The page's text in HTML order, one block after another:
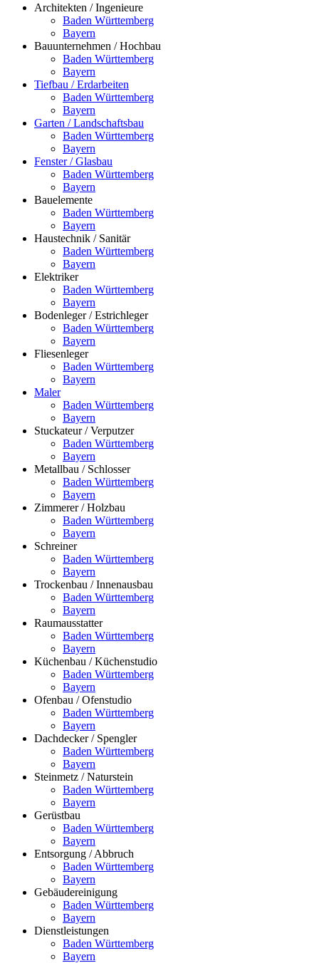
Architekten / Ingenieure
Baden Württemberg
Bayern
Bauunternehmen / Hochbau
Baden Württemberg
Bayern
Tiefbau / Erdarbeiten
Baden Württemberg
Bayern
Garten / Landschaftsbau
Baden Württemberg
Bayern
Fenster / Glasbau
Baden Württemberg
Bayern
Bauelemente
Baden Württemberg
Bayern
Haustechnik / Sanitär
Baden Württemberg
Bayern
Elektriker
Baden Württemberg
Bayern
Bodenleger / Estrichleger
Baden Württemberg
Bayern
Fliesenleger
Baden Württemberg
Bayern
Maler
Baden Württemberg
Bayern
Stuckateur / Verputzer
Baden Württemberg
Bayern
Metallbau / Schlosser
Baden Württemberg
Bayern
Zimmerer / Holzbau
Baden Württemberg
Bayern
Schreiner
Baden Württemberg
Bayern
Trockenbau / Innenausbau
Baden Württemberg
Bayern
Raumausstatter
Baden Württemberg
Bayern
Küchenbau / Küchenstudio
Baden Württemberg
Bayern
Ofenbau / Ofenstudio
Baden Württemberg
Bayern
Dachdecker / Spengler
Baden Württemberg
Bayern
Steinmetz / Naturstein
Baden Württemberg
Bayern
Gerüstbau
Baden Württemberg
Bayern
Entsorgung / Abbruch
Baden Württemberg
Bayern
Gebäudereinigung
Baden Württemberg
Bayern
Dienstleistungen
Baden Württemberg
Bayern